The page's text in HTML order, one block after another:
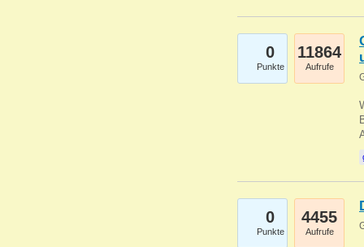
0
Punkte
11864
Aufrufe
0
Punkte
4455
Aufrufe